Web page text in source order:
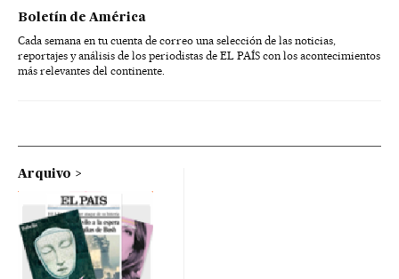
Boletín de América
Cada semana en tu cuenta de correo una selección de las noticias,
reportajes y análisis de los periodistas de EL PAÍS con los acontecimientos
más relevantes del continente.
Arquivo